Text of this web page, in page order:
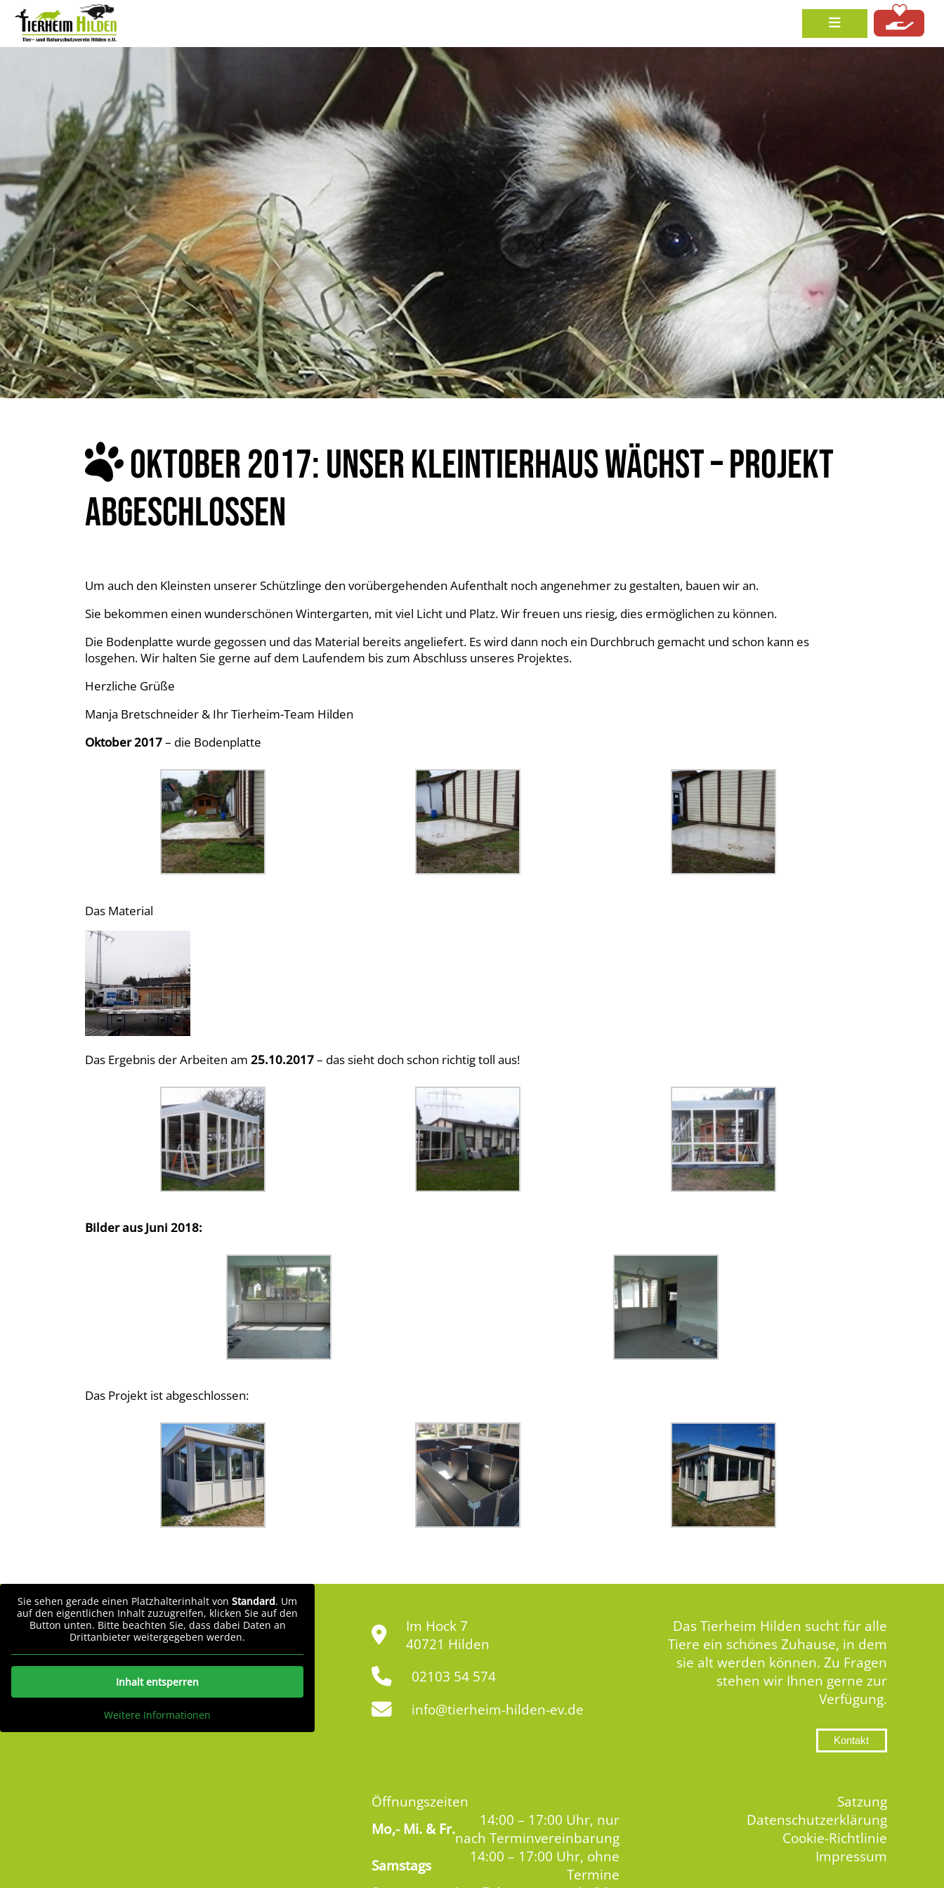
OKTOBER 2017: UNSER KLEINTIERHAUS WÄCHST – PROJEKT
ABGESCHLOSSEN
Um auch den Kleinsten unserer Schützlinge den vorübergehenden Aufenthalt noch angenehmer zu gestalten, bauen wir an.
Sie bekommen einen wunderschönen Wintergarten, mit viel Licht und Platz. Wir freuen uns riesig, dies ermöglichen zu können.
Die Bodenplatte wurde gegossen und das Material bereits angeliefert. Es wird dann noch ein Durchbruch gemacht und schon kann es
losgehen. Wir halten Sie gerne auf dem Laufendem bis zum Abschluss unseres Projektes.
Herzliche Grüße
Manja Bretschneider & Ihr Tierheim-Team Hilden
Oktober 2017– die Bodenplatte
Das Material
Das Ergebnis der Arbeiten am 25.10.2017– das sieht doch schon richtig toll aus!
Bilder aus Juni 2018:
Das Projekt ist abgeschlossen:
Sie sehen gerade einen Platzhalterinhalt von Standard. Um
auf den eigentlichen Inhalt zuzugreifen, klicken Sie auf den
Button unten. Bitte beachten Sie, dass dabei Daten an
Drittanbieter weitergegeben werden.
Inhalt entsperren
Weitere Informationen
Im Hock 7
40721 Hilden
02103 54 574
info@tierheim-hilden-ev.de
Das Tierheim Hilden sucht für alle
Tiere ein schönes Zuhause, in dem
sie alt werden können. Zu Fragen
stehen wir Ihnen gerne zur
Verfügung.
Kontakt
Öffnungszeiten
Mo,-Mi. & Fr.
14:00 – 17:00 Uhr, nur
nach Terminvereinbarung
Samstags
14:00 – 17:00 Uhr, ohne
Termine
Satzung
Datenschutzerklärung
Cookie-Richtlinie
Impressum